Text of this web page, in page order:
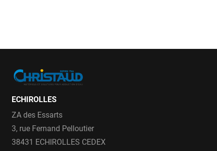
ECHIROLLES
ZA des Essarts
3, rue Fernand Pelloutier
38431 ECHIROLLES CEDEX